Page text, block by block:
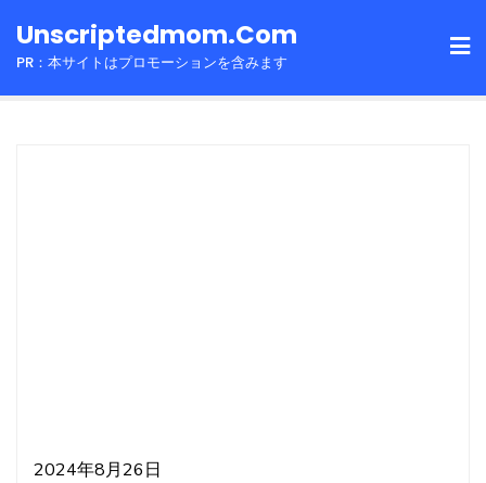
toUnscriptedmom.com
PR：本サイトはプロモーションを含みます
2024年8月26日